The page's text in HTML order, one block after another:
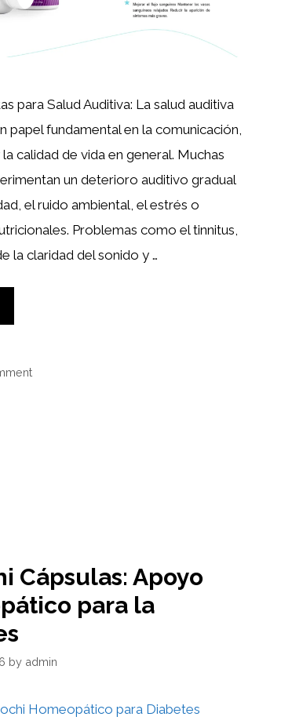
para Salud Auditiva: La salud auditiva
papel fundamental en la comunicación,
calidad de vida en general. Muchas
un deterioro auditivo gradual
el ruido ambiental, el estrés o
Problemas como el tinnitus,
la claridad del sonido y …
Cápsulas: Apoyo
para la
by admin